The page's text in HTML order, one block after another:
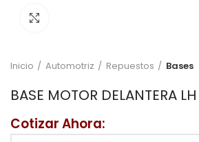
Inicio Automotriz Repuestos Bases
BASE MOTOR DELANTERA LH
Cotizar Ahora: